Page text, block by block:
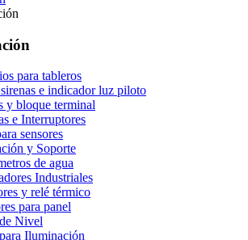
para tableros
e indicador luz piloto
y bloque terminal
e Interruptores
sensores
y Soporte
de agua
Industriales
y relé térmico
para panel
Nivel
Iluminación